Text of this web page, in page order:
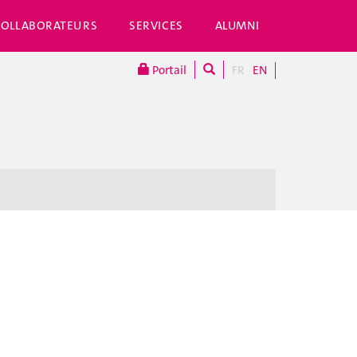
SERVICES ALUMNI
Portail FR EN